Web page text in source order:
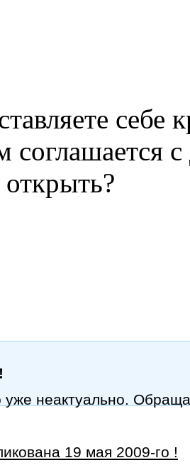
себе
соглашается
уже неактуально.
19 мая 2009-го !